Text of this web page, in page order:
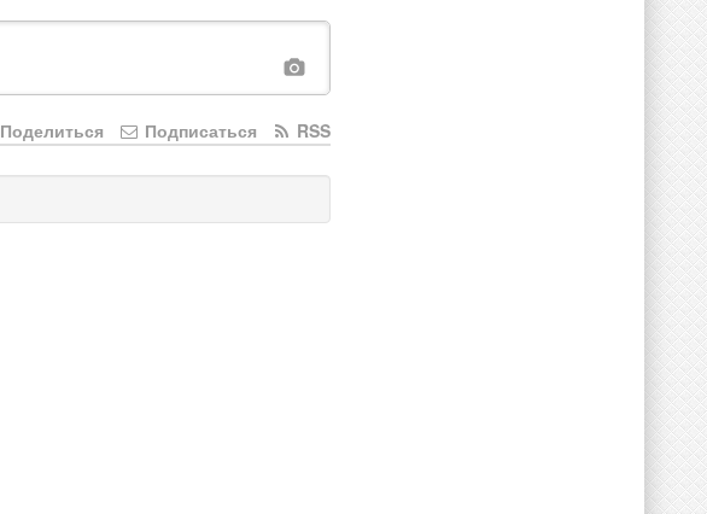
RSS
Подписаться
Поделиться